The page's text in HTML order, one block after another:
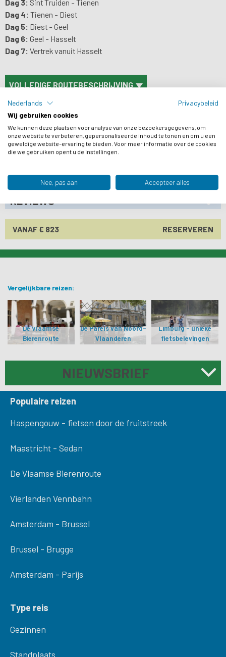
Dag 3: Sint Truiden - Tienen
Dag 4: Tienen - Diest
Dag 5: Diest - Geel
Dag 6: Geel - Hasselt
Dag 7: Vertrek vanuit Hasselt
VOLLEDIGE ROUTEBESCHRIJVING
PRIJS & DATA
ACCOMMODATIES
FIETSEN
REIS INFO
REVIEWS
VANAF € 823 RESERVEREN
Vergelijkbare reizen:
De Vlaamse
Bierenroute
De Parels van Noord-
Vlaanderen
Limburg - unieke
fietsbelevingen
NIEUWSBRIEF
Populaire reizen
Haspengouw - fietsen door de fruitstreek
Maastricht - Sedan
De Vlaamse Bierenroute
Vierlanden Vennbahn
Amsterdam - Brussel
Brussel - Brugge
Amsterdam - Parijs
Type reis
Gezinnen
Standplaats
Nederlands
Privacybeleid
Wij gebruiken cookies
We kunnen deze plaatsen voor analyse van onze bezoekersgegevens, om
onze website te verbeteren, gepersonaliseerde inhoud te tonen en om u een
geweldige website-ervaring te bieden. Voor meer informatie over de cookies
die we gebruiken opent u de instellingen.
Nee, pas aan Accepteer alles